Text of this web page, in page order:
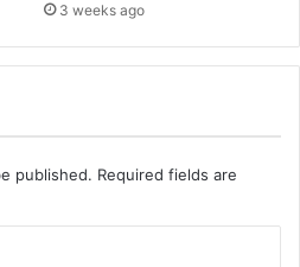
3 weeks ago
published. Required fields are